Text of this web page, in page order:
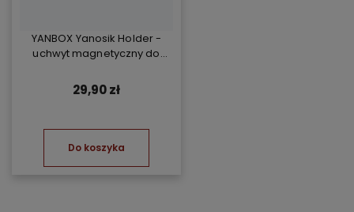
YANBOX Yanosik Holder -
uchwyt magnetyczny do
telefonu
29,90 zł
Do koszyka